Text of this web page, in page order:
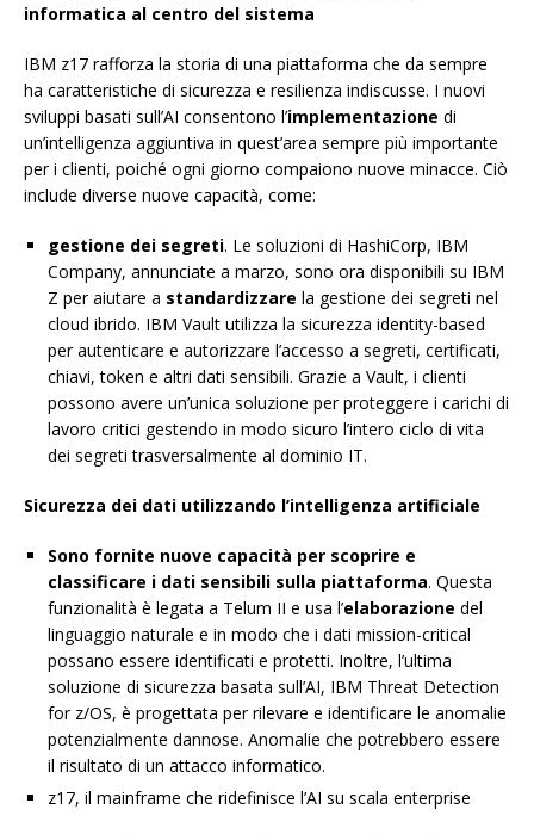
informatica al centro del sistema
IBM z17 rafforza la storia di una piattaforma che da sempre
ha caratteristiche di sicurezza e resilienza indiscusse. I nuovi
sviluppi basati sull’AI consentono l’implementazione di
un’intelligenza aggiuntiva in quest’area sempre più importante
per i clienti, poiché ogni giorno compaiono nuove minacce. Ciò
include diverse nuove capacità, come:
gestione dei segreti. Le soluzioni di HashiCorp, IBM
Company, annunciate a marzo, sono ora disponibili su IBM
Z per aiutare a standardizzare la gestione dei segreti nel
cloud ibrido. IBM Vault utilizza la sicurezza identity-based
per autenticare e autorizzare l’accesso a segreti, certificati,
chiavi, token e altri dati sensibili. Grazie a Vault, i clienti
possono avere un’unica soluzione per proteggere i carichi di
lavoro critici gestendo in modo sicuro l’intero ciclo di vita
dei segreti trasversalmente al dominio IT.
Sicurezza dei dati utilizzando l’intelligenza artificiale
Sono fornite nuove capacità per scoprire e
classificare i dati sensibili sulla piattaforma. Questa
funzionalità è legata a Telum II e usa l’elaborazione del
linguaggio naturale e in modo che i dati mission-critical
possano essere identificati e protetti. Inoltre, l’ultima
soluzione di sicurezza basata sull’AI, IBM Threat Detection
for z/OS, è progettata per rilevare e identificare le anomalie
potenzialmente dannose. Anomalie che potrebbero essere
il risultato di un attacco informatico.
z17, il mainframe che ridefinisce l’AI su scala enterprise